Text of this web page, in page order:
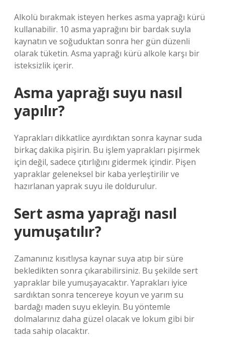
Alkolü bırakmak isteyen herkes asma yaprağı kürü
kullanabilir. 10 asma yaprağını bir bardak suyla
kaynatın ve soğuduktan sonra her gün düzenli
olarak tüketin. Asma yaprağı kürü alkole karşı bir
isteksizlik içerir.
Asma yaprağı suyu nasıl
yapılır?
Yaprakları dikkatlice ayırdıktan sonra kaynar suda
birkaç dakika pişirin. Bu işlem yaprakları pişirmek
için değil, sadece çıtırlığını gidermek içindir. Pişen
yapraklar geleneksel bir kaba yerleştirilir ve
hazırlanan yaprak suyu ile doldurulur.
Sert asma yaprağı nasıl
yumuşatılır?
Zamanınız kısıtlıysa kaynar suya atıp bir süre
bekledikten sonra çıkarabilirsiniz. Bu şekilde sert
yapraklar bile yumuşayacaktır. Yaprakları iyice
sardıktan sonra tencereye koyun ve yarım su
bardağı maden suyu ekleyin. Bu yöntemle
dolmalarınız daha güzel olacak ve lokum gibi bir
tada sahip olacaktır.